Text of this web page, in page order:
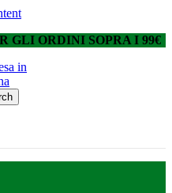
GLI ORDINI SOPRA I 99€